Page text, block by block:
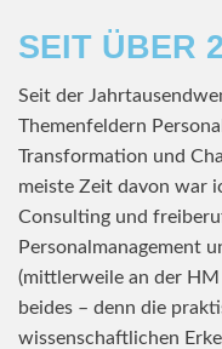
SEIT ÜBER
Seit der
Themenfeldern
Transformation und
meiste Zeit davon war
Consulting und
Personalmanagement
(mittlerweile an der HM
beides – denn die
wissenschaftlichen